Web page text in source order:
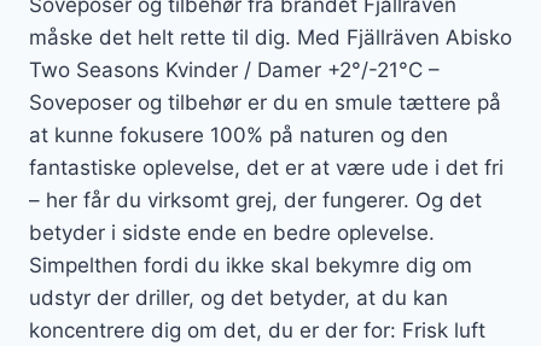
måske det helt rette til dig. Med Fjällräven Abisko
Two Seasons Kvinder / Damer +2°/-21°C –
Soveposer og tilbehør er du en smule tættere på
at kunne fokusere 100% på naturen og den
fantastiske oplevelse, det er at være ude i det fri
– her får du virksomt grej, der fungerer. Og det
betyder i sidste ende en bedre oplevelse.
Simpelthen fordi du ikke skal bekymre dig om
udstyr der driller, og det betyder, at du kan
koncentrere dig om det, du er der for: Frisk luft